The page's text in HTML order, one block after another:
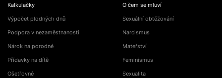
Kalkulačky
Výpočet plodných dnů
Podpora v nezaměstnanosti
Nárok na porodné
Přídavky na dítě
Ošetřovné
O čem se mluví
Sexuální obtěžování
Narcismus
Mateřství
Feminismus
Sexualita